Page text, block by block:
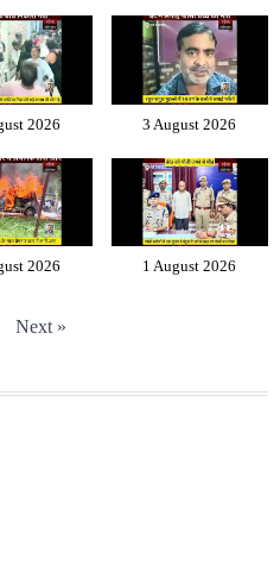
2026 3 August 2026
2026 1 August 2026
Next »